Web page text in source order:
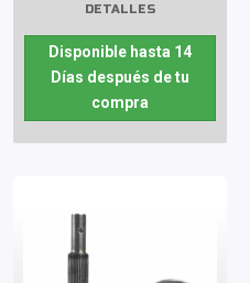
DETALLES
Disponible hasta 14
Días después de tu
compra